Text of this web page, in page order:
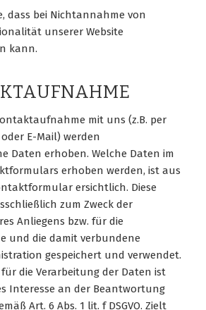
dass bei Nichtannahme von
unserer Website
kann.
mit uns (z.B. per
E-Mail) werden
Daten erhoben. Welche Daten im
erhoben werden, ist aus
ersichtlich. Diese
zum Zweck der
Anliegens bzw. für die
und die damit verbundene
gespeichert und verwendet.
die Verarbeitung der Daten ist
Interesse an der Beantwortung
Art. 6 Abs. 1 lit. f DSGVO. Zielt